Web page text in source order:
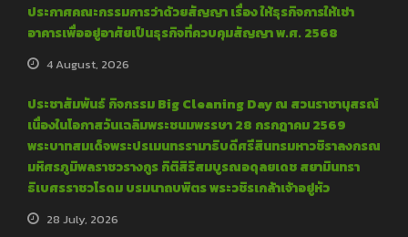
ประกาศคณะกรรมการว่าด้วยสัญญา เรื่อง ให้ธุรกิจการให้เช่า
อาคารเพื่ออยู่อาศัยเป็นธุรกิจที่ควบคุมสัญญา พ.ศ. 2568
4 August, 2026
ประชาสัมพันธ์ กิจกรรม Big Cleaning Day ณ สวนราชานุสรณ์
เนื่องในโอกาสวันเฉลิมพระชนมพรรษา 28 กรกฎาคม 2569
พระบาทสมเด็จพระปรเมนทรรามาธิบดีศรีสินทรมหาวชิราลงกรณ
มหิศรภูมิพลราชวรางกูร กิติสิริสมบูรณอดุลยเดช สยามินทรา
ธิเบศรราชวโรดม บรมนาถบพิตร พระวชิรเกล้าเจ้าอยู่หัว
28 July, 2026